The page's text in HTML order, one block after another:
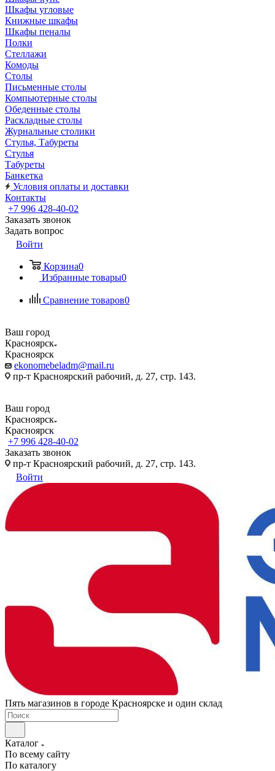
Шкафы угловые
Книжные шкафы
Шкафы пеналы
Полки
Стеллажи
Комоды
Столы
Письменные столы
Компьютерные столы
Обеденные столы
Раскладные столы
Журнальные столики
Стулья, Табуреты
Стулья
Табуреты
Банкетка
Условия оплаты и доставки
Контакты
+7 996 428-40-02
Заказать звонок
Задать вопрос
Войти
Корзина0
Избранные товары0
Сравнение товаров0
Ваш город
Красноярск
Красноярск
ekonomebeladm@mail.ru
пр-т Красноярский рабочий, д. 27, стр. 143.
Ваш город
Красноярск
Красноярск
+7 996 428-40-02
Заказать звонок
пр-т Красноярский рабочий, д. 27, стр. 143.
Войти
Пять магазинов в городе Красноярске и один склад
Каталог
По всему сайту
По каталогу